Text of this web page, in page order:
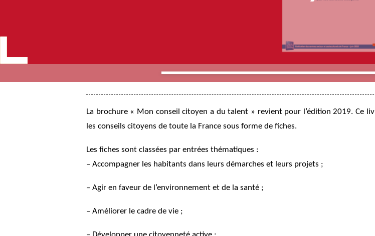
La brochure « Mon conseil citoyen a du talent » revient pour l’édition 2019. Ce
les conseils citoyens de toute la France sous forme de fiches.
Les fiches sont classées par entrées thématiques :
– Accompagner les habitants dans leurs démarches et leurs projets ;
– Agir en faveur de l’environnement et de la santé ;
– Améliorer le cadre de vie ;